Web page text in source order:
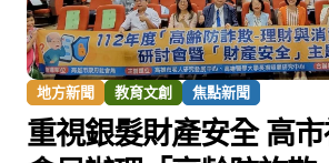
地方新聞 教育文創 焦點新聞
重視銀髮財產安全 高市社